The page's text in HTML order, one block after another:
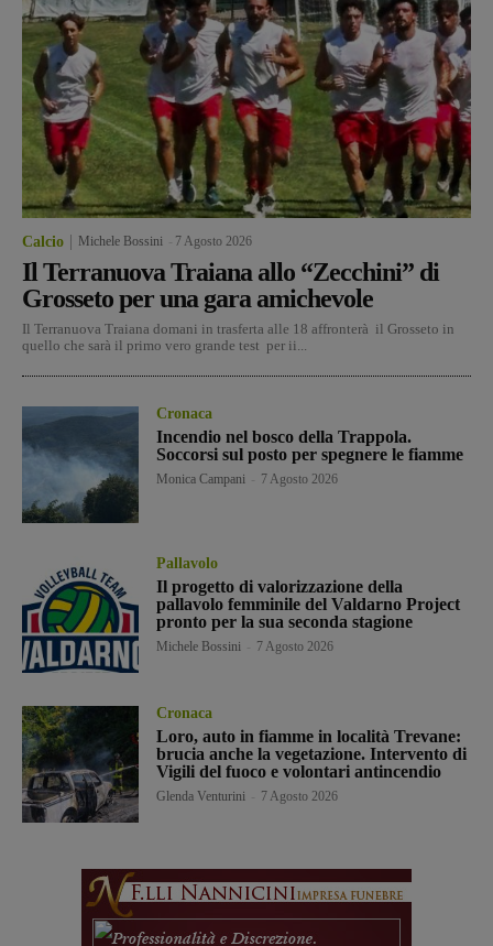
Calcio Michele Bossini 7 Agosto 2026
Il Terranuova Traiana allo “Zecchini” di
Grosseto per una gara amichevole
Il Terranuova Traiana domani in trasferta alle 18 affronterà il Grosseto in
quello che sarà il primo vero grande test per ii...
Cronaca
Incendio nel bosco della Trappola.
Soccorsi sul posto per spegnere le fiamme
Monica Campani 7 Agosto 2026
Pallavolo
Il progetto di valorizzazione della
pallavolo femminile del Valdarno Project
pronto per la sua seconda stagione
Michele Bossini 7 Agosto 2026
Cronaca
Loro, auto in fiamme in località Trevane:
brucia anche la vegetazione. Intervento di
Vigili del fuoco e volontari antincendio
Glenda Venturini 7 Agosto 2026